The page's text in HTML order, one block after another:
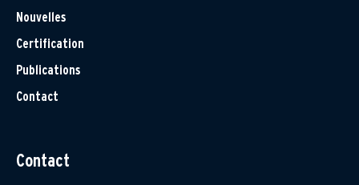
Nouvelles
Certification
Publications
Contact
Contact